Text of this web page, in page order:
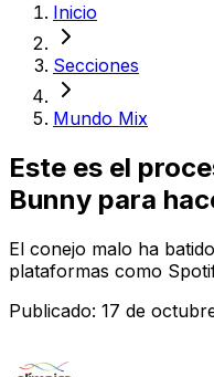
Inicio
Secciones
Mundo Mix
Este es el
Bunny para
El conejo malo ha
plataformas como
Publicado: 17 de